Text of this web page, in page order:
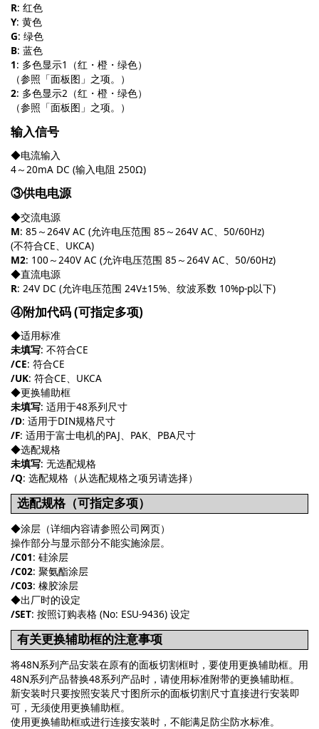
R: 红色
Y: 黄色
G: 绿色
B: 蓝色
1: 多色显示1（红・橙・绿色）
（参照「面板图」之项。）
2: 多色显示2（红・橙・绿色）
（参照「面板图」之项。）
输入信号
◆电流输入
4～20mA DC (输入电阻 250Ω)
③供电电源
◆交流电源
M: 85～264V AC (允许电压范围 85～264V AC、50/60Hz)
(不符合CE、UKCA)
M2: 100～240V AC (允许电压范围 85～264V AC、50/60Hz)
◆直流电源
R: 24V DC (允许电压范围 24V±15%、纹波系数 10%p-p以下)
④附加代码 (可指定多项)
◆适用标准
未填写: 不符合CE
/CE: 符合CE
/UK: 符合CE、UKCA
◆更换辅助框
未填写: 适用于48系列尺寸
/D: 适用于DIN规格尺寸
/F: 适用于富士电机的PAJ、PAK、PBA尺寸
◆选配规格
未填写: 无选配规格
/Q: 选配规格（从选配规格之项另请选择）
选配规格（可指定多项）
◆涂层（详细内容请参照公司网页）
操作部分与显示部分不能实施涂层。
/C01: 硅涂层
/C02: 聚氨酯涂层
/C03: 橡胶涂层
◆出厂时的设定
/SET: 按照订购表格 (No: ESU-9436) 设定
有关更换辅助框的注意事项
将48N系列产品安装在原有的面板切割框时，要使用更换辅助框。用
48N系列产品替换48系列产品时，请使用标准附带的更换辅助框。
新安装时只要按照安装尺寸图所示的面板切割尺寸直接进行安装即
可，无须使用更换辅助框。
使用更换辅助框或进行连接安装时，不能满足防尘防水标准。